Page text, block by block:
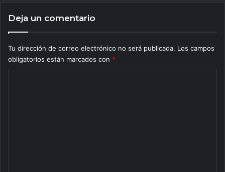
Deja un comentario
Tu dirección de correo electrónico no será publicada. Los campos
obligatorios están marcados con *